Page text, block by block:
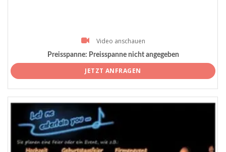
Video anschauen
Preisspanne: Preisspanne nicht angegeben
JETZT ANFRAGEN